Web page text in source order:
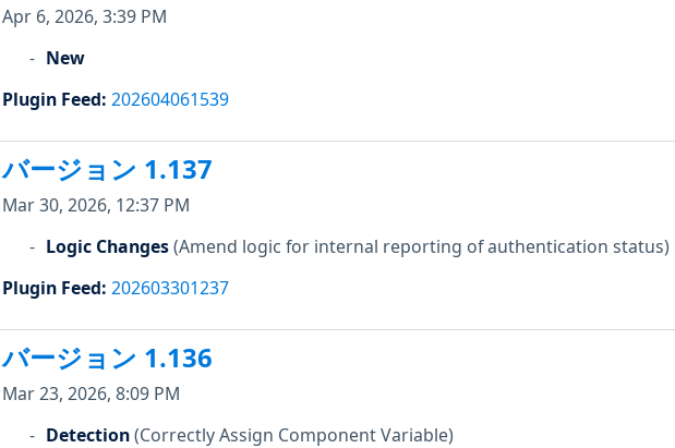
Apr 6, 2026, 3:39 PM
New
Plugin Feed: 202604061539
バージョン 1.137
Mar 30, 2026, 12:37 PM
Logic Changes(Amend logic for internal reporting of authentication status)
Plugin Feed: 202603301237
バージョン 1.136
Mar 23, 2026, 8:09 PM
Detection(Correctly Assign Component Variable)